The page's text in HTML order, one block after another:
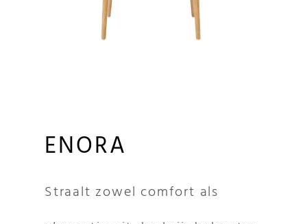
ENORA
Straalt zowel comfort als